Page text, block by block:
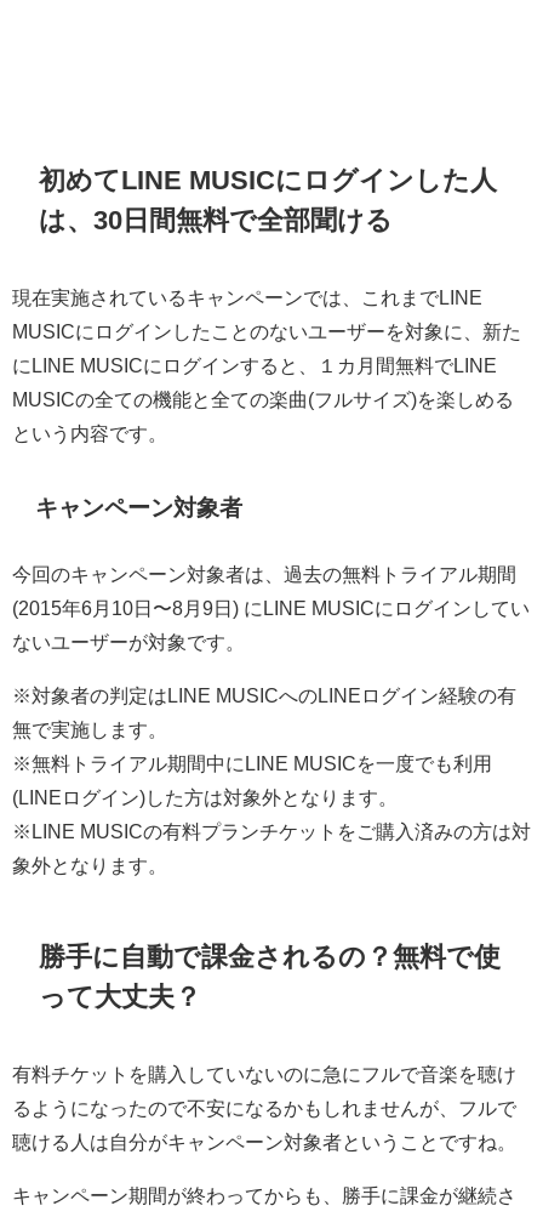
初めてLINE MUSICにログインした人
は、30日間無料で全部聞ける
現在実施されているキャンペーンでは、これまでLINE
MUSICにログインしたことのないユーザーを対象に、新た
にLINE MUSICにログインすると、１カ月間無料でLINE
MUSICの全ての機能と全ての楽曲(フルサイズ)を楽しめる
という内容です。
キャンペーン対象者
今回のキャンペーン対象者は、過去の無料トライアル期間
(2015年6月10日〜8月9日) にLINE MUSICにログインしてい
ないユーザーが対象です。
※対象者の判定はLINE MUSICへのLINEログイン経験の有
無で実施します。
※無料トライアル期間中にLINE MUSICを一度でも利用
(LINEログイン)した方は対象外となります。
※LINE MUSICの有料プランチケットをご購入済みの方は対
象外となります。
勝手に自動で課金されるの？無料で使
って大丈夫？
有料チケットを購入していないのに急にフルで音楽を聴け
るようになったので不安になるかもしれませんが、フルで
聴ける人は自分がキャンペーン対象者ということですね。
キャンペーン期間が終わってからも、勝手に課金が継続さ